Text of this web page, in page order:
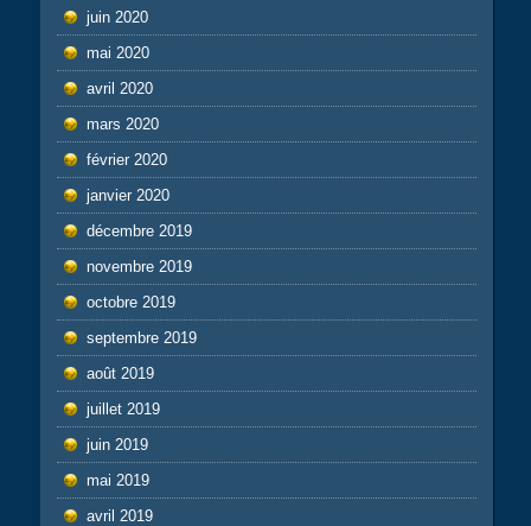
juin 2020
mai 2020
avril 2020
mars 2020
février 2020
janvier 2020
décembre 2019
novembre 2019
octobre 2019
septembre 2019
août 2019
juillet 2019
juin 2019
mai 2019
avril 2019